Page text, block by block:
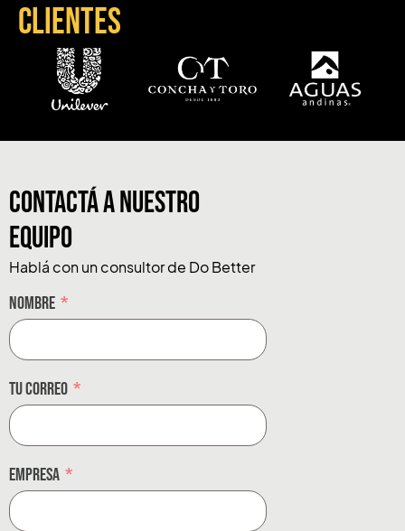
Clientes
CONTACTÁ A NUESTRO
EQUIPO
Hablá con un consultor de Do Better
Nombre
Tu correo
Empresa